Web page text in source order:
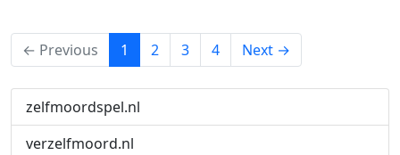
← Previous 1 (current)
2 3 4 Next →
zelfmoordspel.nl
verzelfmoord.nl